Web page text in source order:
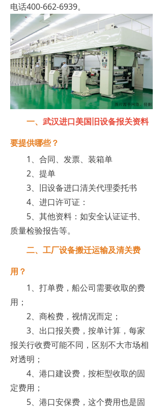
电话400-662-6939。
一、 武汉进口美国旧设备报关资料
要提供哪些？
1、合同、发票、装箱单
2、提单
3、旧设备进口清关代理委托书
4、进口许可证：
5、其他资料：如安全认证证书、
质量检验报告等。
二、工厂设备搬迁运输及清关费
用？
1、打单费，船公司需要收取的费
用；
2、商检费，视情况而定；
3、出口报关费，按单计算，每家
报关行收费可能不同，区别不大市场相
对透明；
4、港口建设费，按柜型收取的固
定费用；
5、港口安保费，这个费用也是固